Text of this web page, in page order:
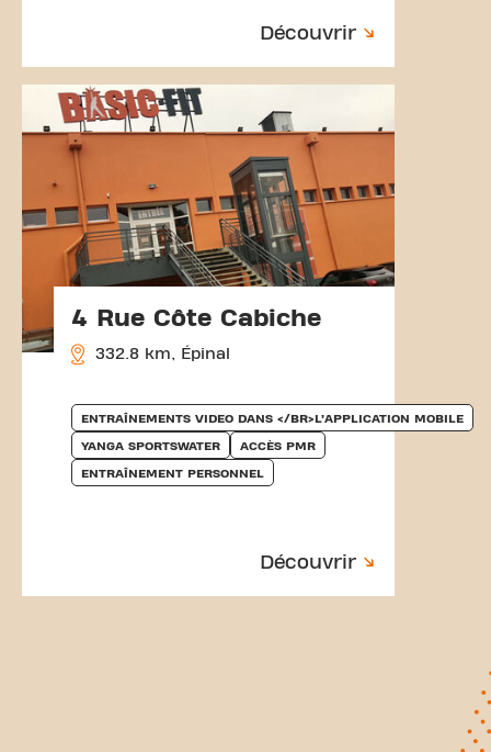
Découvrir
4 Rue Côte Cabiche
332.8 km, Épinal
ENTRAÎNEMENTS VIDEO DANS </BR>L’APPLICATION MOBILE
YANGA SPORTSWATER ACCÈS PMR
ENTRAÎNEMENT PERSONNEL
Découvrir